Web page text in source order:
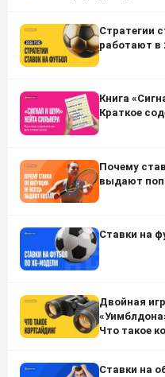
Стратегии
работают в
Книга
Краткое
Почему
выдают
Ставки на
Двойная
Что такое
Ставки на